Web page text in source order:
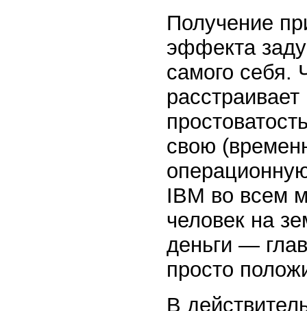
Получение
эффекта
самого себя.
свою
IBM во всем
человек на
деньги —
просто
В